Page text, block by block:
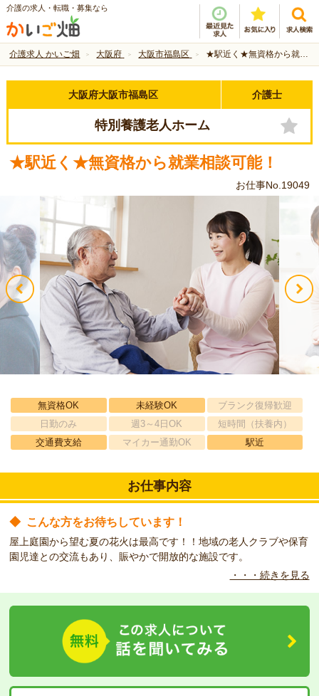
介護の求人・転職・募集なら
介護求人 かいご畑 大阪府 大阪市福島区 ★駅近く★無資格から就業相談可能！
大阪府大阪市福島区 介護士
特別養護老人ホーム
★駅近く★無資格から就業相談可能！
お仕事No.19049
無資格OK 未経験OK
ブランク復帰歓迎
日勤のみ
週3～4日OK
短時間（扶養内）
交通費支給
マイカー通勤OK 駅近
お仕事内容
◆ こんな方をお待ちしています！
屋上庭園から望む夏の花火は最高です！！地域の老人クラブや保育
園児達との交流もあり、賑やかで開放的な施設です。
就業制限のない方を募集します。
・・・続きを見る